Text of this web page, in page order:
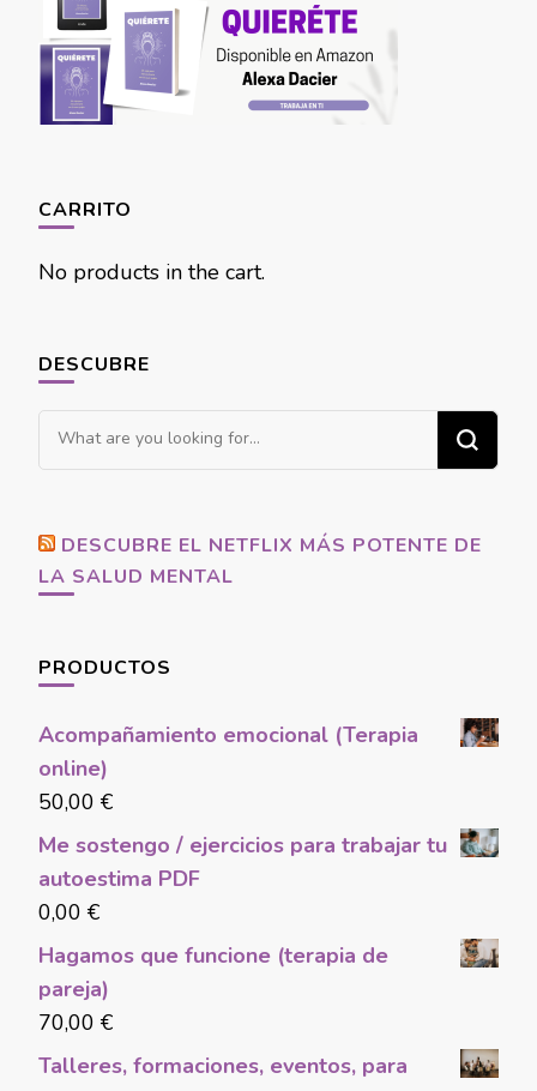
CARRITO
No products in the cart.
DESCUBRE
Looking
for
DESCUBRE EL NETFLIX MÁS POTENTE DE
LA SALUD MENTAL
PRODUCTOS
Acompañamiento emocional (Terapia
online)
50,00 €
Me sostengo / ejercicios para trabajar tu
autoestima PDF
0,00 €
Hagamos que funcione (terapia de
pareja)
70,00 €
Talleres, formaciones, eventos, para